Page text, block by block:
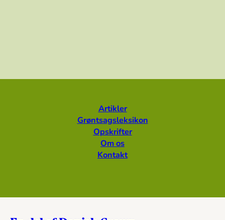
Artikler
Grøntsagsleksikon
Opskrifter
Om os
Kontakt